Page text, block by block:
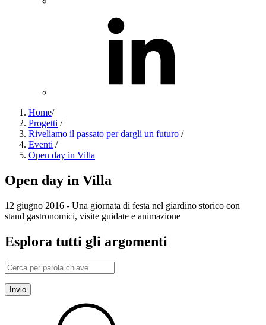
Home/
Progetti /
Riveliamo il passato per dargli un futuro /
Eventi /
Open day in Villa
Open day in Villa
12 giugno 2016 - Una giornata di festa nel giardino storico con
stand gastronomici, visite guidate e animazione
Esplora tutti gli argomenti
Invio